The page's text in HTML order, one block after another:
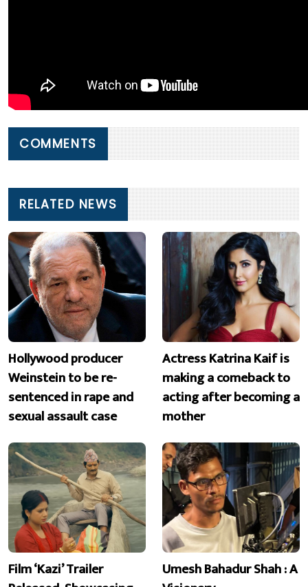
COMMENTS
RELATED NEWS
Hollywood producer
Weinstein to be re-
sentenced in rape and
sexual assault case
Actress Katrina Kaif is
making a comeback to
acting after becoming a
mother
Film ‘Kazi’ Trailer
Umesh Bahadur Shah : A